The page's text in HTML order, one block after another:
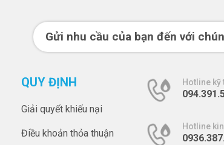
Gửi nhu cầu của bạn đến với
QUY ĐỊNH
Giải quyết khiếu nại
Điều khoản thỏa thuận
Hotline kỹ
Hotline